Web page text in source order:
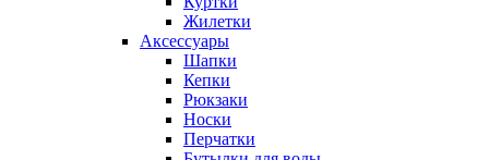
Жилетки
Аксессуары
Шапки
Кепки
Рюкзаки
Носки
Перчатки